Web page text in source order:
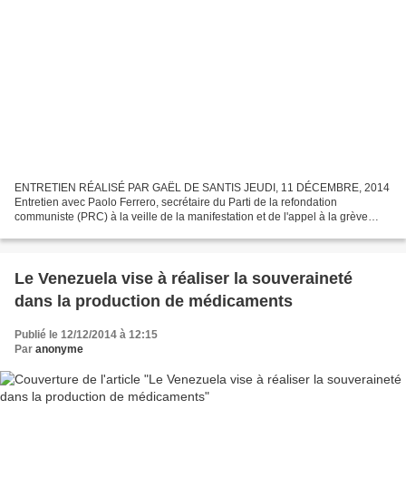
ENTRETIEN RÉALISÉ PAR GAËL DE SANTIS JEUDI, 11 DÉCEMBRE, 2014
Entretien avec Paolo Ferrero, secrétaire du Parti de la refondation
communiste (PRC) à la veille de la manifestation et de l'appel à la grève
Le Venezuela vise à réaliser la souveraineté
dans la production de médicaments
Publié le 12/12/2014 à 12:15
Par anonyme